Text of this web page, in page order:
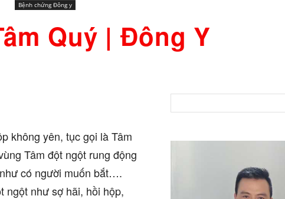
NET
Bệnh chứng Đông y
Quý | Đông Y
không yên, tục gọi là Tâm
Tâm đột ngột rung động
có người muốn bắt….
ngột như sợ hãi, hồi hộp,